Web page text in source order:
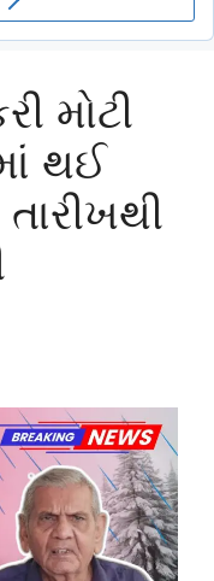
મોટી
થઈ